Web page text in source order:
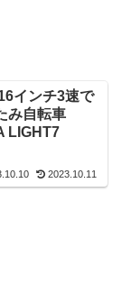
インチ3速で
み自転車
LIGHT7
2023.10.11